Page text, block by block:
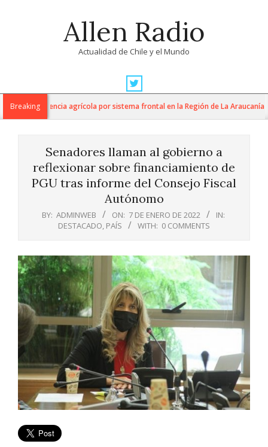
Allen Radio
Actualidad de Chile y el Mundo
Navigation
MenuBreaking
emergencia agrícola por sistema frontal en la Región de La Araucanía
Senadores llaman al gobierno a
reflexionar sobre financiamiento de
PGU tras informe del Consejo Fiscal
Autónomo
BY: ADMINWEB ON: 7 DE ENERO DE 2022
IN:
DESTACADO, PAÍS WITH: 0 COMMENTS